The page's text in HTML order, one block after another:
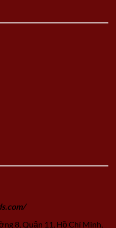
8, Quận 11, Hồ Chí Minh,